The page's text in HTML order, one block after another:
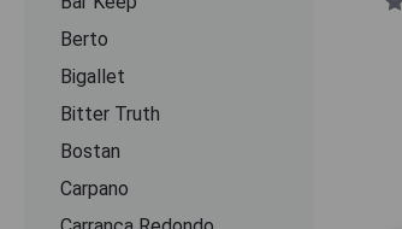
Berto
Bigallet
Bitter Truth
Bostan
Carpano